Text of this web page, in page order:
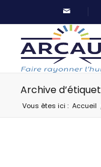
Archive
Vous êtes ici : Accueil